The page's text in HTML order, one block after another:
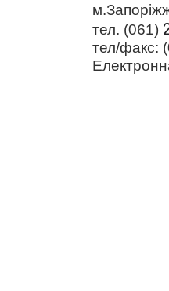
тел. (061)
тел/факс: